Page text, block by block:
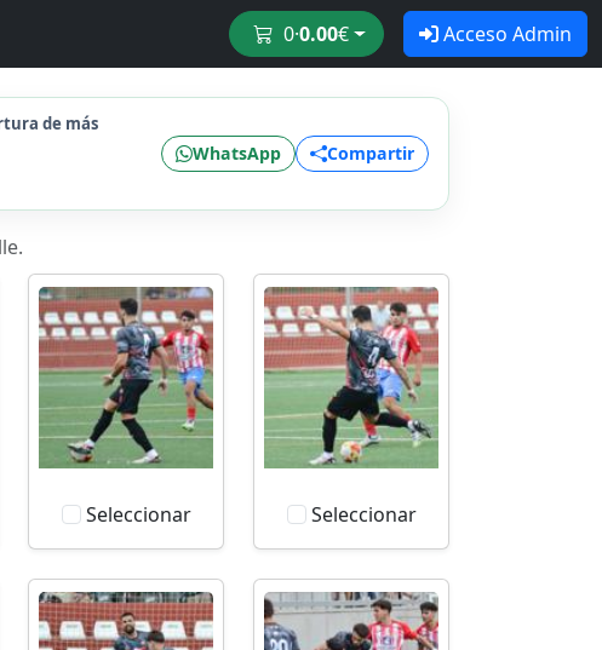
0·0.00€ Acceso Admin
de más
WhatsApp Compartir
Seleccionar Seleccionar